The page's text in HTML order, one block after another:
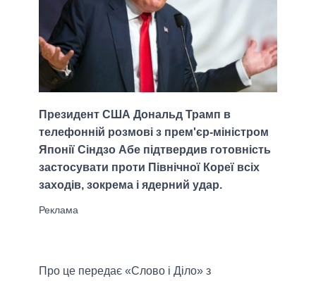
Президент США Дональд Трамп в
телефонній розмові з прем'єр-міністром
Японії Сіндзо Абе підтвердив готовність
застосувати проти Північної Кореї всіх
заходів, зокрема і ядерний удар.
Про це передає «Слово і Діло» з